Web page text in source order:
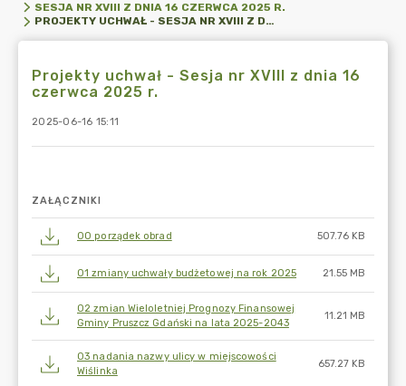
SESJA NR XVIII Z DNIA 16 CZERWCA 2025 R.
PROJEKTY UCHWAŁ - SESJA NR XVIII Z DNIA 16 CZERWCA 2025 R.
Projekty uchwał - Sesja nr XVIII z dnia 16
czerwca 2025 r.
2025-06-16 15:11
ZAŁĄCZNIKI
00 porządek obrad 507.76 KB
01 zmiany uchwały budżetowej na rok 2025 21.55 MB
02 zmian Wieloletniej Prognozy Finansowej
Gminy Pruszcz Gdański na lata 2025-2043
11.21 MB
03 nadania nazwy ulicy w miejscowości
Wiślinka
657.27 KB